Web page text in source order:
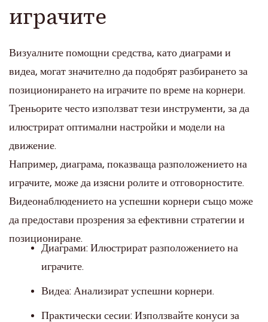
играчите
Визуалните помощни средства, като диаграми и
видеа, могат значително да подобрят разбирането за
позиционирането на играчите по време на корнери.
Треньорите често използват тези инструменти, за да
илюстрират оптимални настройки и модели на
движение.
Например, диаграма, показваща разположението на
играчите, може да изясни ролите и отговорностите.
Видеонаблюдението на успешни корнери също може
да предостави прозрения за ефективни стратегии и
позициониране.
Диаграми: Илюстрират разположението на
играчите.
Видеа: Анализират успешни корнери.
Практически сесии: Използвайте конуси за